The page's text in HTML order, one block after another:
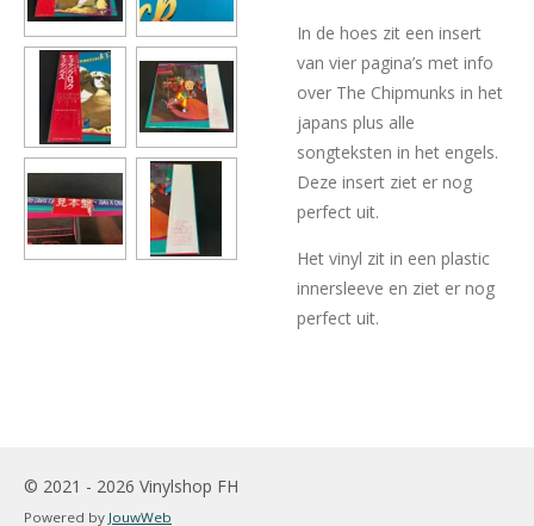
In de hoes zit een insert
van vier pagina’s met info
over The Chipmunks in het
japans plus alle
songteksten in het engels.
Deze insert ziet er nog
perfect uit.
Het vinyl zit in een plastic
innersleeve en ziet er nog
perfect uit.
© 2021 - 2026 Vinylshop FH
Powered by JouwWeb